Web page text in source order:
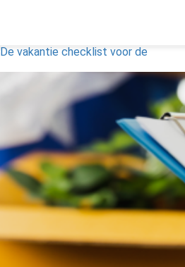
De vakantie checklist voor de